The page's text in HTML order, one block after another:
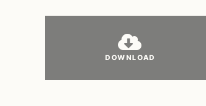
DOWNLOAD